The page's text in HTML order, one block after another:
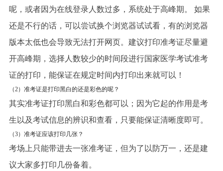
呢，或者因为在线登录人数过多，系统处于高峰期。 如果
还是不行的话，可以尝试换个浏览器试试看，有的浏览器
版本太低也会导致无法打开网页。建议打印准考证尽量避
开高峰期，选择人数较少的时间段进行国家医学考试准考
证的打印，能保证在规定时间内打印出来就可以！
（2）准考证是打印黑白的还是彩色的呢？
其实准考证打印黑白和彩色都可以；因为它起的作用是考
生以及考试信息的辨识和查看，只要能保证清晰度即可。
（3）准考证应该打印几张？
考场上只能带进去一张准考证，但为了以防万一，还是建
议大家多打印几份备着。